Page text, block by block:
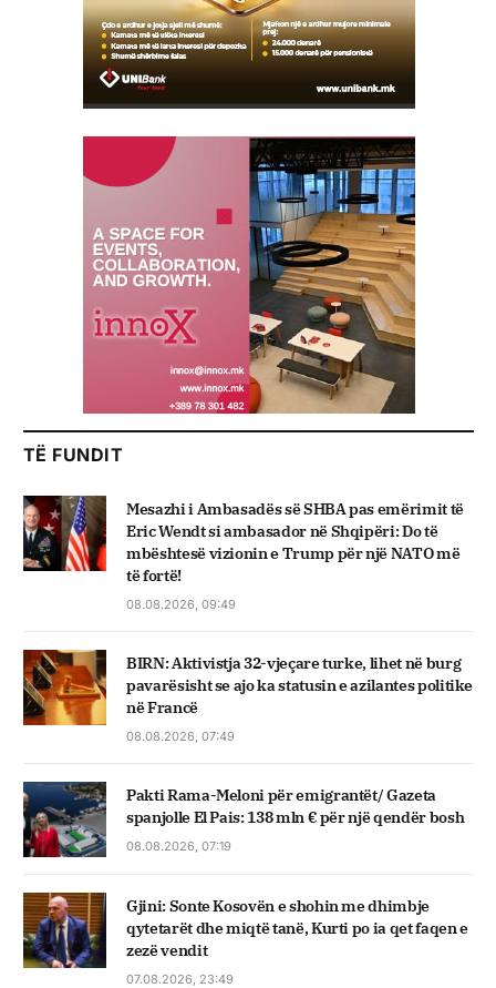
TË FUNDIT
Mesazhi i Ambasadës së SHBA pas emërimit të
Eric Wendt si ambasador në Shqipëri: Do të
mbështesë vizionin e Trump për një NATO më
të fortë!
08.08.2026, 09:49
BIRN: Aktivistja 32-vjeçare turke, lihet në burg
pavarësisht se ajo ka statusin e azilantes politike
në Francë
08.08.2026, 07:49
Pakti Rama-Meloni për emigrantët/ Gazeta
spanjolle El Pais: 138 mln € për një qendër bosh
08.08.2026, 07:19
Gjini: Sonte Kosovën e shohin me dhimbje
qytetarët dhe miqtë tanë, Kurti po ia qet faqen e
zezë vendit
07.08.2026, 23:49